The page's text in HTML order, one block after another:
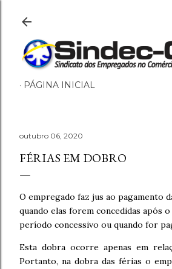
PÁGINA INICIAL
outubro 06, 2020
FÉRIAS EM DOBRO
O empregado faz jus ao pagamento
quando elas forem concedidas após
período concessivo ou quando for
Esta dobra ocorre apenas em
Portanto, na dobra das férias o